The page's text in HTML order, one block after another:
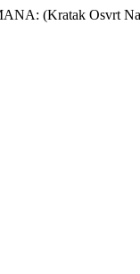
(Kratak Osvrt Na